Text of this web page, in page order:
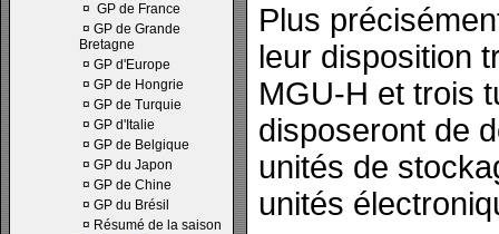
¤ GP de France
¤ GP de Grande
Bretagne
¤ GP d'Europe
¤ GP de Hongrie
¤ GP de Turquie
¤ GP d'Italie
¤ GP de Belgique
¤ GP du Japon
¤ GP de Chine
¤ GP du Brésil
¤ Résumé de la saison
Plus
leur disposition
MGU-H et trois
disposeront de
unités de
unités